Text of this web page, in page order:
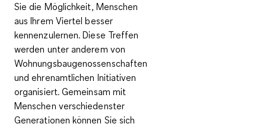
Sie die Möglichkeit, Menschen
aus Ihrem Viertel besser
kennenzulernen. Diese Treffen
werden unter anderem von
Wohnungsbaugenossenschaften
und ehrenamtlichen Initiativen
organisiert. Gemeinsam mit
Menschen verschiedenster
Generationen können Sie sich